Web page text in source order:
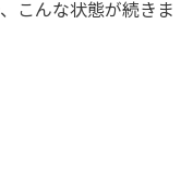
こんな状態が続きま